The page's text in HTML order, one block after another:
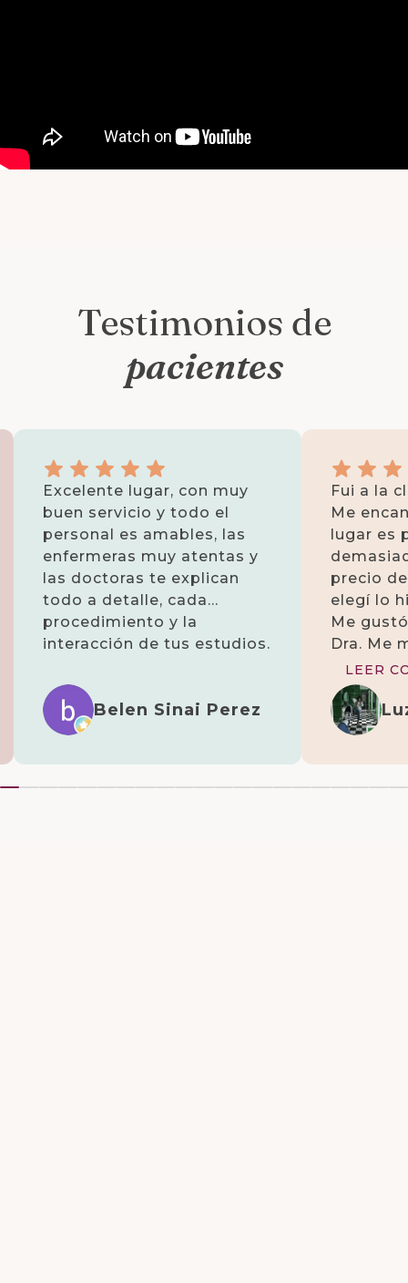
Testimonios de
pacientes
Excelente lugar, con muy
buen servicio y todo el
personal es amables, las
enfermeras muy atentas y
las doctoras te explican
todo a detalle, cada
procedimiento y la
interacción de tus estudios.
Belen Sinai Perez
Fui a la
Me
lugar es
precio
elegí lo
Me
Dra. Me
unos
me
nada,
albedrío
LEER